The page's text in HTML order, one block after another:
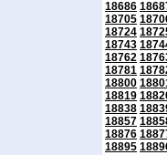
18686
18705
18724
18743
18762
18781
18800
18819
18838
18857
18876
18895